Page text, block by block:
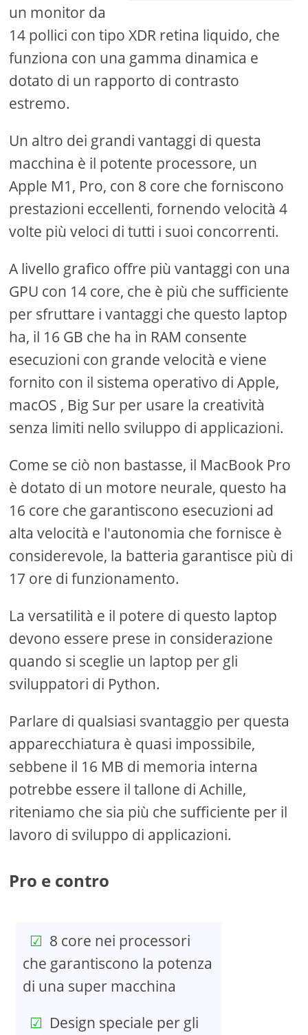
un monitor da
14 pollici con tipo XDR retina liquido, che
funziona con una gamma dinamica e
dotato di un rapporto di contrasto
estremo.
Un altro dei grandi vantaggi di questa
macchina è il potente processore, un
Apple M1, Pro, con 8 core che forniscono
prestazioni eccellenti, fornendo velocità 4
volte più veloci di tutti i suoi concorrenti.
A livello grafico offre più vantaggi con una
GPU con 14 core, che è più che sufficiente
per sfruttare i vantaggi che questo laptop
ha, il 16 GB che ha in RAM consente
esecuzioni con grande velocità e viene
fornito con il sistema operativo di Apple,
macOS , Big Sur per usare la creatività
senza limiti nello sviluppo di applicazioni.
Come se ciò non bastasse, il MacBook Pro
è dotato di un motore neurale, questo ha
16 core che garantiscono esecuzioni ad
alta velocità e l'autonomia che fornisce è
considerevole, la batteria garantisce più di
17 ore di funzionamento.
La versatilità e il potere di questo laptop
devono essere prese in considerazione
quando si sceglie un laptop per gli
sviluppatori di Python.
Parlare di qualsiasi svantaggio per questa
apparecchiatura è quasi impossibile,
sebbene il 16 MB di memoria interna
potrebbe essere il tallone di Achille,
riteniamo che sia più che sufficiente per il
lavoro di sviluppo di applicazioni.
Pro e contro
8 core nei processori
che garantiscono la potenza
di una super macchina
Design speciale per gli